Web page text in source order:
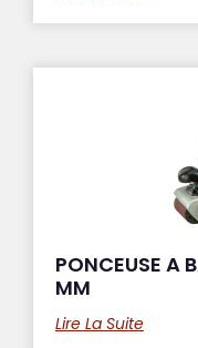
PONCEUSE A
MM
Lire La Suite